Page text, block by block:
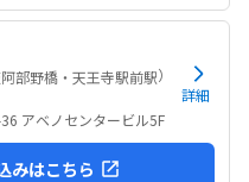
部野橋・天王寺駅前駅）
アベノセンタービル5F
詳細
みはこちら